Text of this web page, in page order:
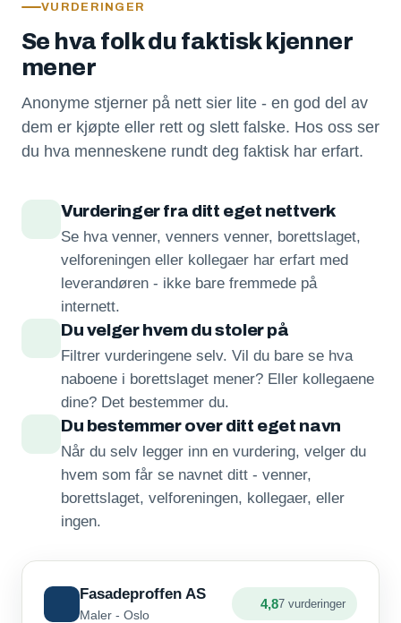
VURDERINGER
Se hva folk du faktisk kjenner
mener
Anonyme stjerner på nett sier lite - en god del av
dem er kjøpte eller rett og slett falske. Hos oss ser
du hva menneskene rundt deg faktisk har erfart.
Vurderinger fra ditt eget nettverk
Se hva venner, venners venner, borettslaget,
velforeningen eller kollegaer har erfart med
leverandøren - ikke bare fremmede på
internett.
Du velger hvem du stoler på
Filtrer vurderingene selv. Vil du bare se hva
naboene i borettslaget mener? Eller kollegaene
dine? Det bestemmer du.
Du bestemmer over ditt eget navn
Når du selv legger inn en vurdering, velger du
hvem som får se navnet ditt - venner,
borettslaget, velforeningen, kollegaer, eller
ingen.
Fasadeproffen AS
Maler - Oslo
4,87 vurderinger